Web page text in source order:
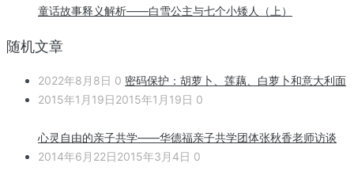
童话故事释义解析——白雪公主与七个小矮人（上）
随机文章
2022年8月8日 0 密码保护：胡萝卜、莲藕、白萝卜和意大利面
2015年1月19日2015年1月19日 0
心灵自由的亲子共学——华德福亲子共学团体张秋香老师访谈
2014年6月22日2015年3月4日 0